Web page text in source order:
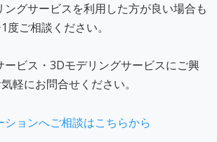
グサービスを利用した方が良い場合も
度ご相談ください。
ービス・3Dモデリングサービスにご興
軽にお問合せください。
ョンへご相談はこちらから